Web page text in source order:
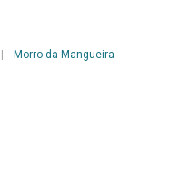
Morro da Mangueira